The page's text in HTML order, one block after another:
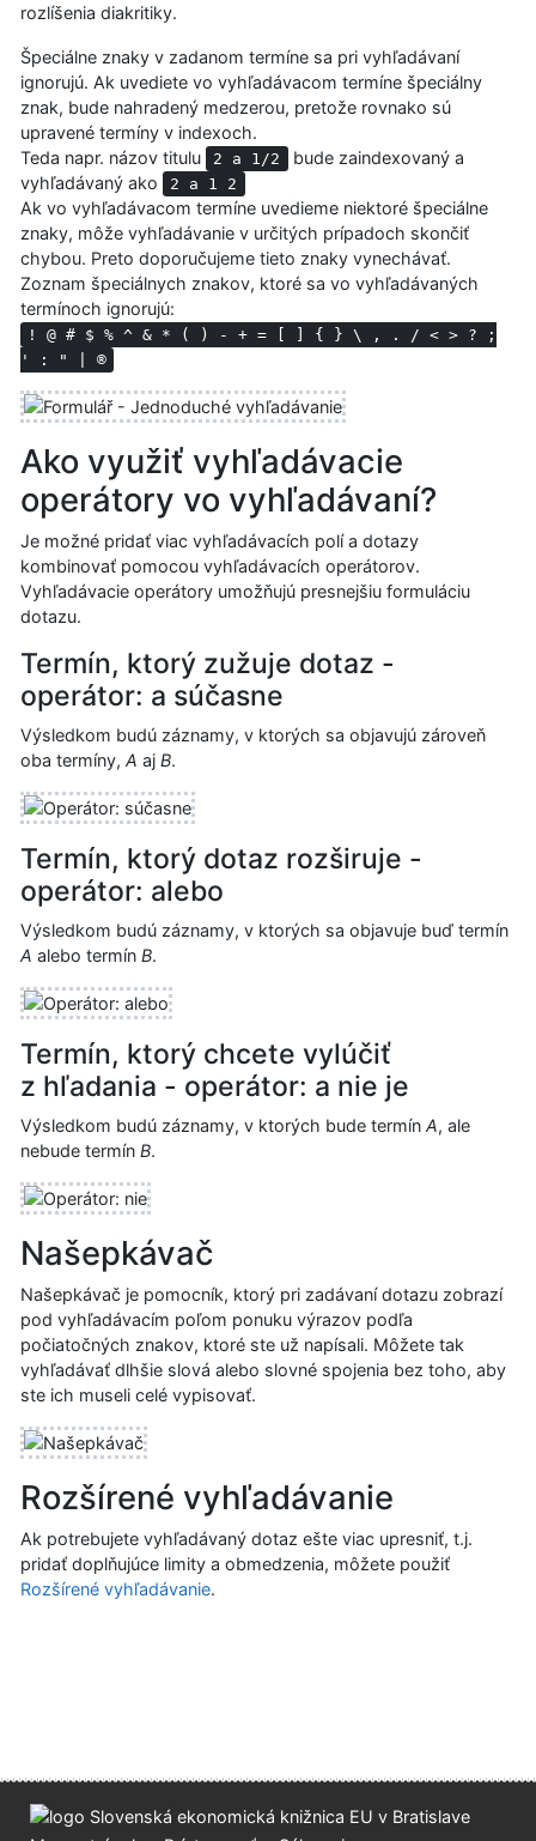
rozlíšenia diakritiky.
Špeciálne znaky v zadanom termíne sa pri vyhľadávaní
ignorujú. Ak uvediete vo vyhľadávacom termíne špeciálny
znak, bude nahradený medzerou, pretože rovnako sú
upravené termíny v indexoch.
Teda napr. názov titulu
2 a 1/2
bude zaindexovaný a
vyhľadávaný ako
2 a 1 2
Ak vo vyhľadávacom termíne uvedieme niektoré špeciálne
znaky, môže vyhľadávanie v určitých prípadoch skončiť
chybou. Preto doporučujeme tieto znaky vynechávať.
Zoznam špeciálnych znakov, ktoré sa vo vyhľadávaných
termínoch ignorujú:
! @ # $ % ^ & * ( ) - + = [ ] { } \ , . / < > ? ;
' : " | ®
Ako využiť vyhľadávacie
operátory vo vyhľadávaní?
Je možné pridať viac vyhľadávacích polí a dotazy
kombinovať pomocou vyhľadávacích operátorov.
Vyhľadávacie operátory umožňujú presnejšiu formuláciu
dotazu.
Termín, ktorý zužuje dotaz -
operátor: a súčasne
Výsledkom budú záznamy, v ktorých sa objavujú zároveň
oba termíny, A aj B.
Termín, ktorý dotaz rozširuje -
operátor: alebo
Výsledkom budú záznamy, v ktorých sa objavuje buď termín
A alebo termín B.
Termín, ktorý chcete vylúčiť
z hľadania - operátor: a nie je
Výsledkom budú záznamy, v ktorých bude termín A, ale
nebude termín B.
Našepkávač
Našepkávač je pomocník, ktorý pri zadávaní dotazu zobrazí
pod vyhľadávacím poľom ponuku výrazov podľa
počiatočných znakov, ktoré ste už napísali. Môžete tak
vyhľadávať dlhšie slová alebo slovné spojenia bez toho, aby
ste ich museli celé vypisovať.
Rozšírené vyhľadávanie
Ak potrebujete vyhľadávaný dotaz ešte viac upresniť, t.j.
pridať doplňujúce limity a obmedzenia, môžete použiť
Rozšírené vyhľadávanie.